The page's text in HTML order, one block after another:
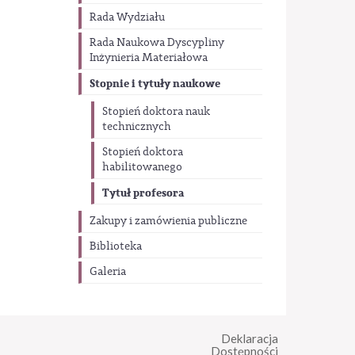
Rada Wydziału
Rada Naukowa Dyscypliny
Inżynieria Materiałowa
Stopnie i tytuły naukowe
Stopień doktora nauk
technicznych
Stopień doktora
habilitowanego
Tytuł profesora
Zakupy i zamówienia publiczne
Biblioteka
Galeria
Deklaracja
Dostępności